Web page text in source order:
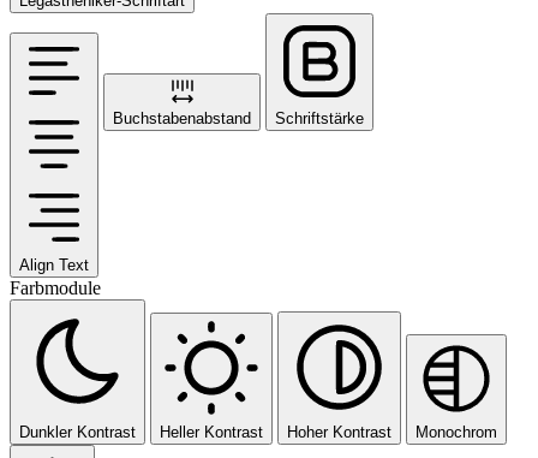
Align Text
Buchstabenabstand Schriftstärke
Farbmodule
Dunkler Kontrast Heller Kontrast Hoher Kontrast Monochrom